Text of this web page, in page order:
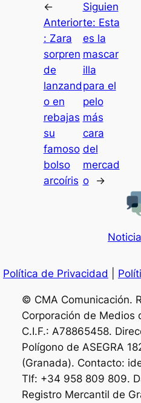
←
Anterior
: Zara
sorpren
de
lanzand
o en
rebajas
su
famoso
bolso
arcoíris
Siguien
te: Esta
es la
mascar
illa
para el
pelo
más
cara
del
mercad
o
→
Política de Privacidad
© CMA Comunicación.
Corporación de Medios
C.I.F.: A78865458.
Polígono de ASEGRA
(Granada). Contacto:
Tlf: +34 958 809 809.
Registro Mercantil de